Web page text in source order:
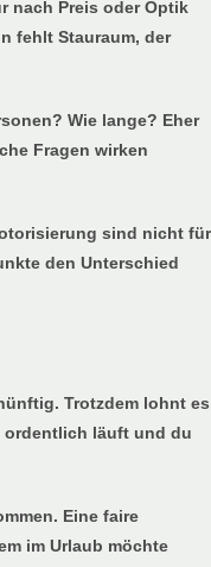
nach Preis oder Optik
fehlt Stauraum, der
Wie lange? Eher
Fragen wirken
sind nicht für
den Unterschied
Trotzdem lohnt es
ordentlich läuft und du
Eine faire
im Urlaub möchte